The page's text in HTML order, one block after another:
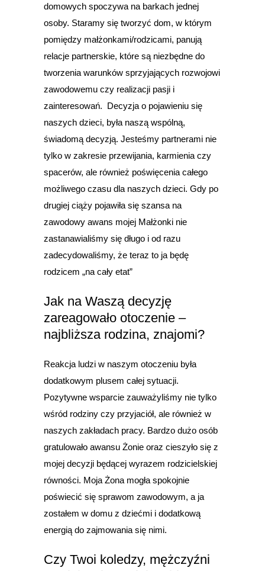
domowych spoczywa na barkach jednej
osoby. Staramy się tworzyć dom, w którym
pomiędzy małżonkami/rodzicami, panują
relacje partnerskie, które są niezbędne do
tworzenia warunków sprzyjających rozwojowi
zawodowemu czy realizacji pasji i
zainteresowań. Decyzja o pojawieniu się
naszych dzieci, była naszą wspólną,
świadomą decyzją. Jesteśmy partnerami nie
tylko w zakresie przewijania, karmienia czy
spacerów, ale również poświęcenia całego
możliwego czasu dla naszych dzieci. Gdy po
drugiej ciąży pojawiła się szansa na
zawodowy awans mojej Małżonki nie
zastanawialiśmy się długo i od razu
zadecydowaliśmy, że teraz to ja będę
rodzicem „na cały etat”
Jak na Waszą decyzję
zareagowało otoczenie –
najbliższa rodzina, znajomi?
Reakcja ludzi w naszym otoczeniu była
dodatkowym plusem całej sytuacji.
Pozytywne wsparcie zauważyliśmy nie tylko
wśród rodziny czy przyjaciół, ale również w
naszych zakładach pracy. Bardzo dużo osób
gratulowało awansu Żonie oraz cieszyło się z
mojej decyzji będącej wyrazem rodzicielskiej
równości. Moja Żona mogła spokojnie
poświecić się sprawom zawodowym, a ja
zostałem w domu z dziećmi i dodatkową
energią do zajmowania się nimi.
Czy Twoi koledzy, mężczyźni